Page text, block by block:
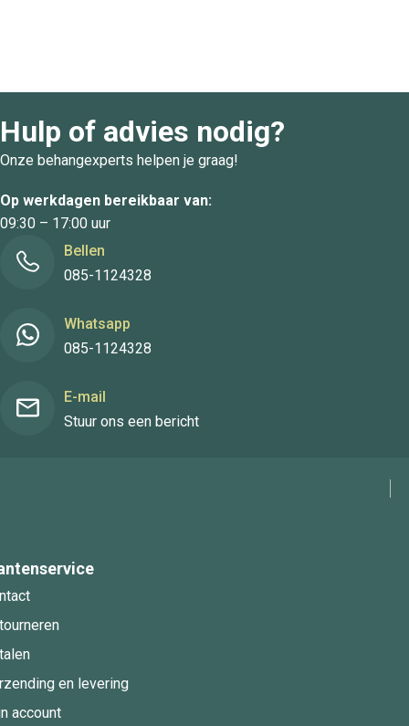
Hulp of advies nodig?
Onze behangexperts helpen je graag!
Op werkdagen bereikbaar van:
09:30 – 17:00 uur
Bellen
085-1124328
Whatsapp
085-1124328
E-mail
Stuur ons een bericht
en levering
account